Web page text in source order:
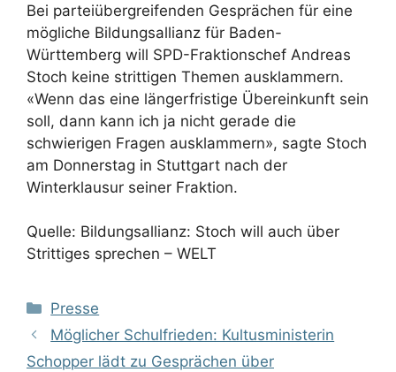
Bei parteiübergreifenden Gesprächen für eine
mögliche Bildungsallianz für Baden-
Württemberg will SPD-Fraktionschef Andreas
Stoch keine strittigen Themen ausklammern.
«Wenn das eine längerfristige Übereinkunft sein
soll, dann kann ich ja nicht gerade die
schwierigen Fragen ausklammern», sagte Stoch
am Donnerstag in Stuttgart nach der
Winterklausur seiner Fraktion.
Quelle: Bildungsallianz: Stoch will auch über
Strittiges sprechen – WELT
Kategorien
Presse
Möglicher Schulfrieden: Kultusministerin
Schopper lädt zu Gesprächen über